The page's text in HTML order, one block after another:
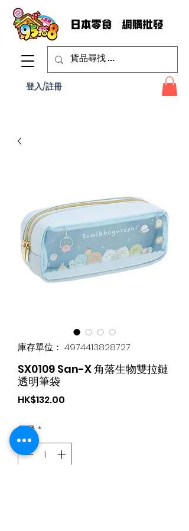
登入/註冊
庫存單位： 4974413828727
SX0109 San-X 角落生物雙拉鏈
透明筆袋
HK$132.00
數量*